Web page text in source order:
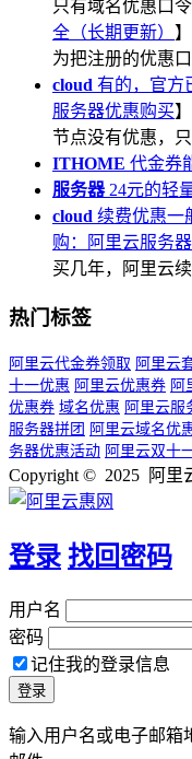
只有域名优惠口
全（长期更新）
为把注册的优惠
cloud 有的，官方
服务器优惠购买
节点没有优惠，
ITHOME 代金券
服务器24元的轻
cloud 续费优惠一
购：
阿里云服务
买几年，阿里云
热门标签
阿里云代金券领取 阿里云
十一优惠 阿里云优惠券 阿
优惠券 域名优惠 阿里云服
服务器拼团 阿里云域名优
务器优惠活动 阿里云双十
Copyright © 2025 阿里
登录 找回密码
用户名
密码
记住我的登录信息
输入用户名或电子邮箱